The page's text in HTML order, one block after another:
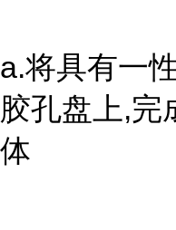
a.将具有一
胶孔盘上,完
体